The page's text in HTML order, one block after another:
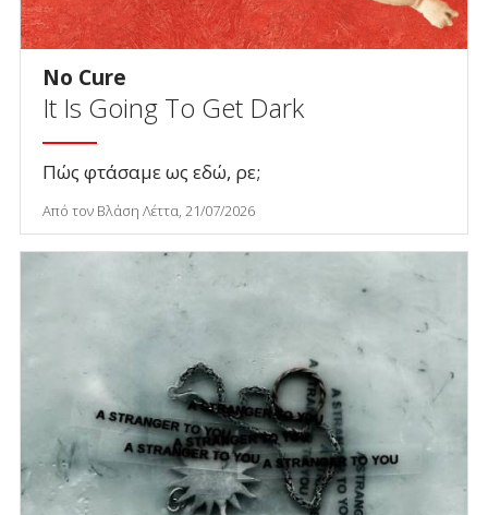
No Cure
It Is Going To Get Dark
Πώς φτάσαμε ως εδώ, ρε;
Από τον Βλάση Λέττα, 21/07/2026